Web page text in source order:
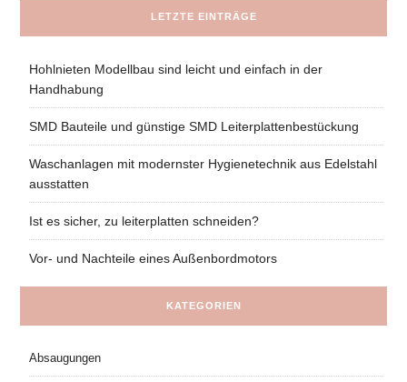
LETZTE EINTRÄGE
Hohlnieten Modellbau sind leicht und einfach in der
Handhabung
SMD Bauteile und günstige SMD Leiterplattenbestückung
Waschanlagen mit modernster Hygienetechnik aus Edelstahl
ausstatten
Ist es sicher, zu leiterplatten schneiden?
Vor- und Nachteile eines Außenbordmotors
KATEGORIEN
Absaugungen